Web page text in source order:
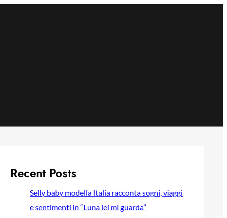
Recent Posts
Selly baby modella Italia racconta sogni, viaggi
e sentimenti in “Luna lei mi guarda”